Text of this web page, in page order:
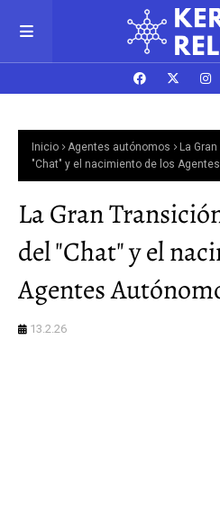
Inicio Agentes autónomos
La
"Chat" y el nacimiento de los
La Gran
del "Chat" y el
Agentes
13.2.26